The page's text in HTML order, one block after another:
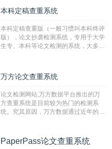
本科定稿查重系统
本科定稿查重版（一般习惯叫本科终评
版），论文抄袭检测系统，专用于大学
生专、本科等论文检测的系统，大多数
万方论文查重系统
论文检测网站,万方数据平台推出的万
方查重系统是目前较为热门的检测系
统。究其原因，万方数据通过近年的发
检测系统，其真实性和权威性无可厚
非。其次，相对于知网而言，万方检测
PaperPass论文查重系统